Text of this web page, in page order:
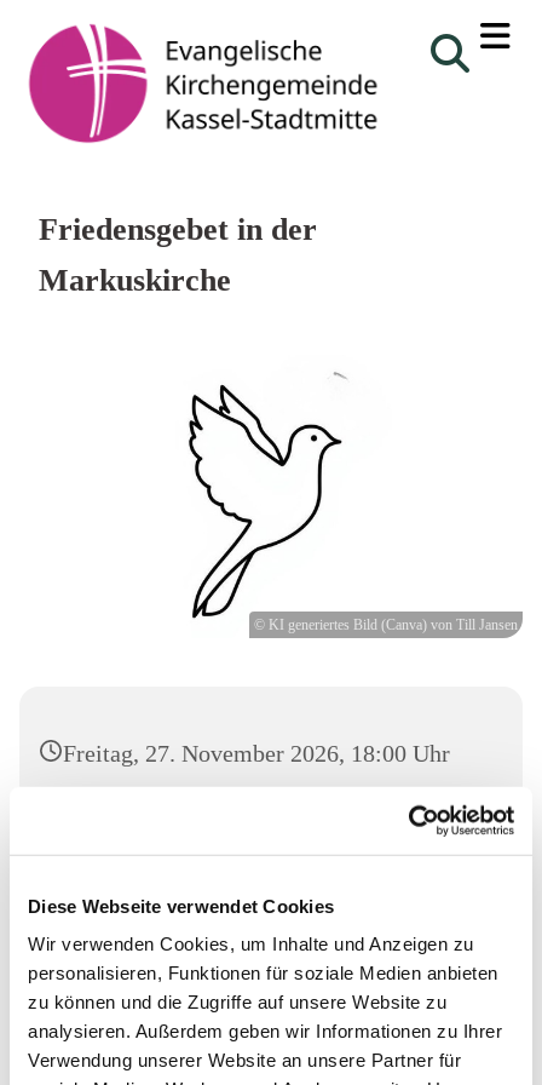
Diese Webseite verwendet Cookies
Wir verwenden Cookies, um Inhalte und Anzeigen zu
personalisieren, Funktionen für soziale Medien anbieten
zu können und die Zugriffe auf unsere Website zu
analysieren. Außerdem geben wir Informationen zu Ihrer
Verwendung unserer Website an unsere Partner für
Friedensgebet in der
Markuskirche
© KI generiertes Bild (Canva) von Till Jansen
Freitag, 27. November 2026, 18:00 Uhr
Markuskirche, Richard-Wagner-Str. 6,
34121 Kassel